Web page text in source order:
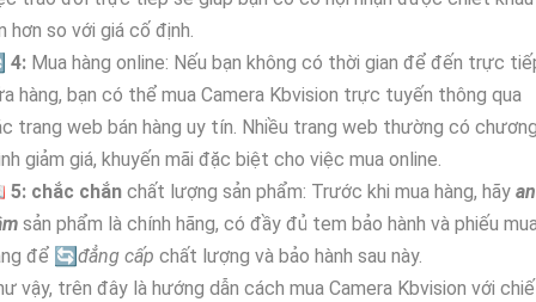
hơn so với giá cố định.
4: Mua hàng online: Nếu bạn không có thời gian để đến trực
hàng, bạn có thể mua Camera Kbvision trực tuyến thông qua
trang web bán hàng uy tín. Nhiều trang web thường có
giảm giá, khuyến mãi đặc biệt cho việc mua online.
5: chắc chắn chất lượng sản phẩm: Trước khi mua hàng, hãy an
sản phẩm là chính hãng, có đầy đủ tem bảo hành và phiếu
để 🔄đẳng cấp chất lượng và bảo hành sau này.
vậy, trên đây là hướng dẫn cách mua Camera Kbvision với